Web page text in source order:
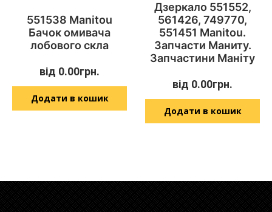
551538 Manitou
Бачок омивача
лобового скла
від 0.00грн.
Додати в кошик
Дзеркало 551552,
561426, 749770,
551451 Manitou.
Запчасти Маниту.
Запчастини Маніту
від 0.00грн.
Додати в кошик